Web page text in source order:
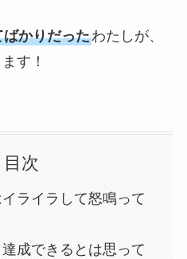
かりだったわたしが、
す！
目次
ライラして怒鳴って
成できるとは思って